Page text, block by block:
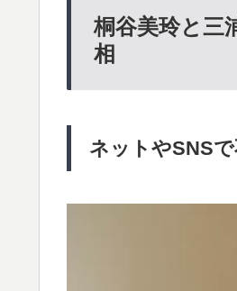
桐谷美玲と三
相
ネットやSNS